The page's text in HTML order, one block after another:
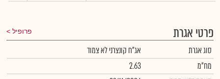
פרטי אגרת פרופיל
סוג אגרת
אג"ח קונצרני לא צמוד
מח"מ
2.63